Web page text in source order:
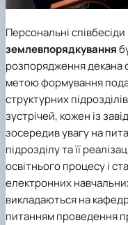
Персональні
землевпорядкування
розпорядження декана
метою формування
структурних
зустрічей, кожен із
зосередив увагу на
підрозділу та її
освітнього процесу і
електронних
викладаються на
питанням проведення